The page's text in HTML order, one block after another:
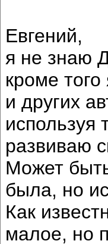
Евгений,
я не знаю
кроме
и других
используя
развиваю
Может
была, но
Как
малое, но